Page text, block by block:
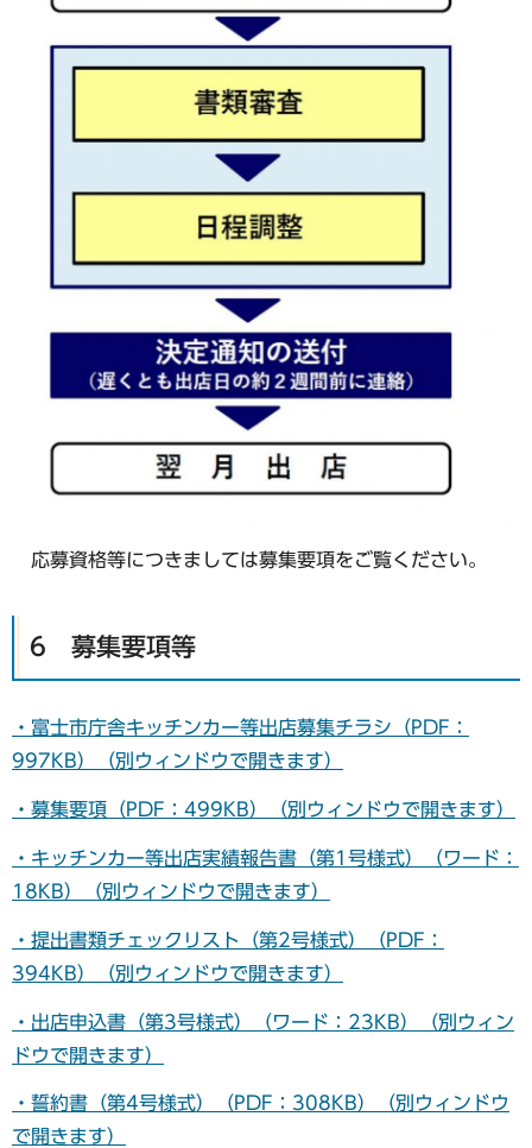
応募資格等につきましては募集要項をご覧ください。
6 募集要項等
・富士市庁舎キッチンカー等出店募集チラシ（PDF：
997KB）（別ウィンドウで開きます）
・募集要項（PDF：499KB）（別ウィンドウで開きます）
・キッチンカー等出店実績報告書（第1号様式）（ワード：
18KB）（別ウィンドウで開きます）
・提出書類チェックリスト（第2号様式）（PDF：
394KB）（別ウィンドウで開きます）
・出店申込書（第3号様式）（ワード：23KB）（別ウィン
ドウで開きます）
・誓約書（第4号様式）（PDF：308KB）（別ウィンドウ
で開きます）